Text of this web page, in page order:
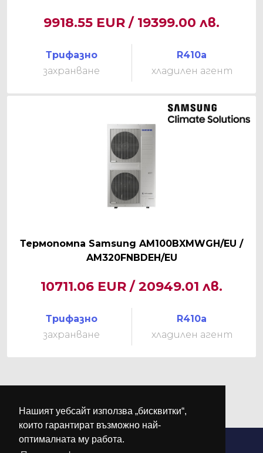
Нашият уебсайт използва „бисквитки“,
които гарантират възможно най-
оптималната му работа.
9918.55 EUR / 19399.00 лв.
Трифазно
захранване
R410a
хладилен агент
Термопомпа Samsung AM100BXMWGH/EU /
AM320FNBDEH/EU
10711.06 EUR / 20949.01 лв.
Трифазно
захранване
R410a
хладилен агент